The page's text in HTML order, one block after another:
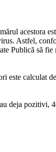
acestora
Astfel,
Publică să
este calculat
deja pozitivi,